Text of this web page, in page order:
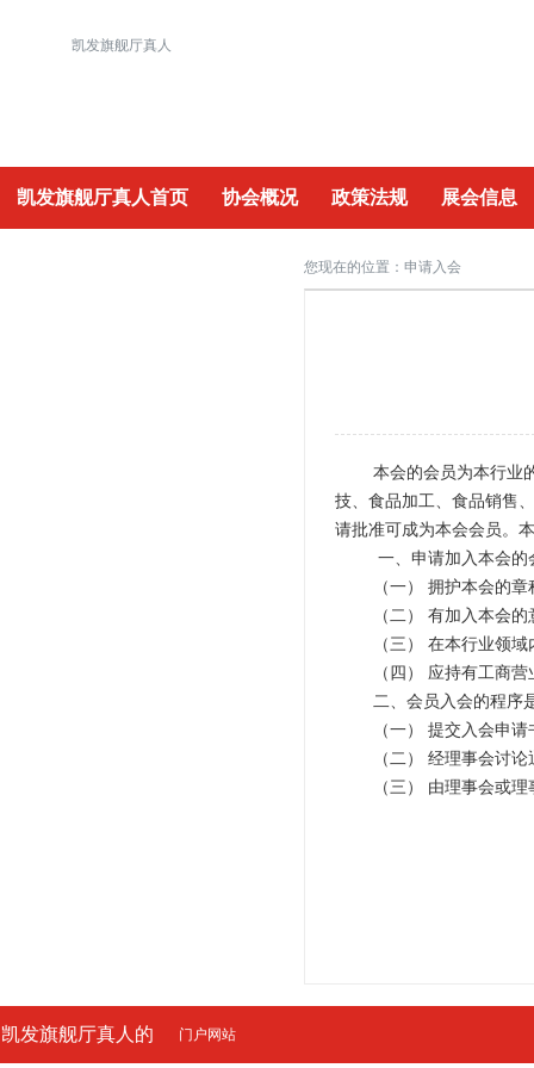
凯发旗舰厅真人
凯发旗舰厅真人首页 协会概况 政策法规 展会信息
您现在的位置：申请入会
本会的会员为本行业
技、食品加工、食品销售
请批准可成为本会会员。
一、申请加入本会
（一）
拥护本会的章
（二）
有加入本会的
（三）
在本行业领域
（四）
应持有工商营
二、会员入会的程序
（一）
提交入会申请
（二）
经理事会讨论
（三）
由理事会或理
凯发旗舰厅真人的 门户网站